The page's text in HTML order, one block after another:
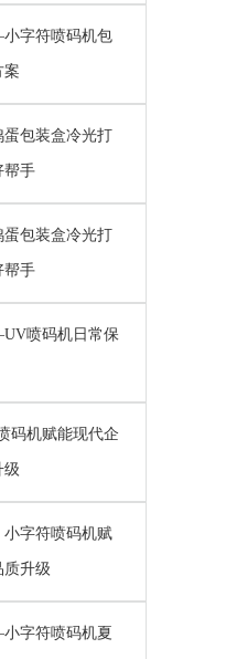
字符喷码机包
案
包装盒冷光打
帮手
包装盒冷光打
帮手
喷码机日常保
码机赋能现代企
级
字符喷码机赋
质升级
字符喷码机夏